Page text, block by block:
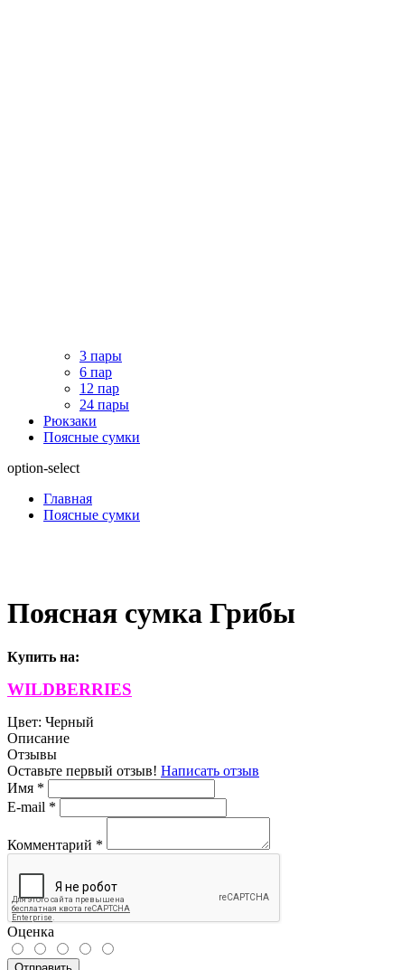
3 пары
6 пар
12 пар
24 пары
Рюкзаки
Поясные сумки
option-select
Главная
Поясные сумки
Поясная сумка Грибы
Купить на:
WILDBERRIES
Цвет: Черный
Описание
Отзывы
Оставьте первый отзыв! Написать отзыв
Имя *
E-mail *
Комментарий *
Оценка